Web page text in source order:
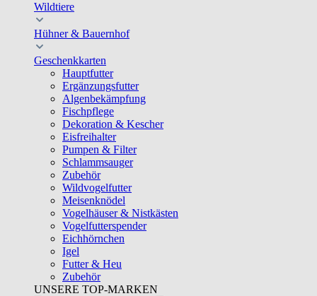
Wildtiere
Hühner & Bauernhof
Geschenkkarten
Hauptfutter
Ergänzungsfutter
Algenbekämpfung
Fischpflege
Dekoration & Kescher
Eisfreihalter
Pumpen & Filter
Schlammsauger
Zubehör
Wildvogelfutter
Meisenknödel
Vogelhäuser & Nistkästen
Vogelfutterspender
Eichhörnchen
Igel
Futter & Heu
Zubehör
UNSERE TOP-MARKEN